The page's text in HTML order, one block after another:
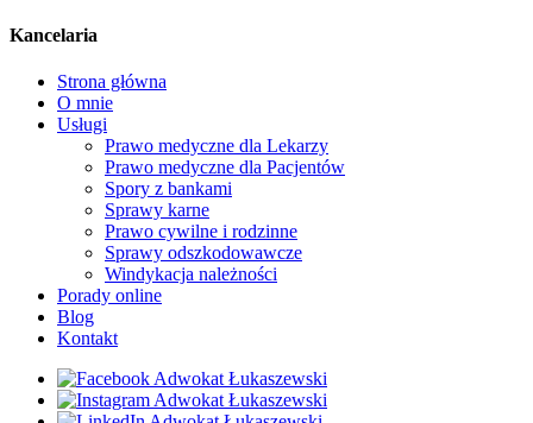
Kancelaria
Strona główna
O mnie
Usługi
Prawo medyczne dla Lekarzy
Prawo medyczne dla Pacjentów
Spory z bankami
Sprawy karne
Prawo cywilne i rodzinne
Sprawy odszkodowawcze
Windykacja należności
Porady online
Blog
Kontakt